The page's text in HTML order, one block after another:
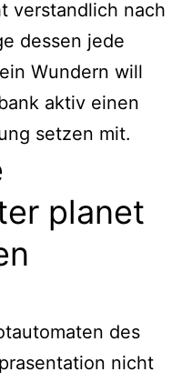
verstandlich nach
dessen jede
Wundern will
aktiv einen
setzen mit.
planet
des
nicht